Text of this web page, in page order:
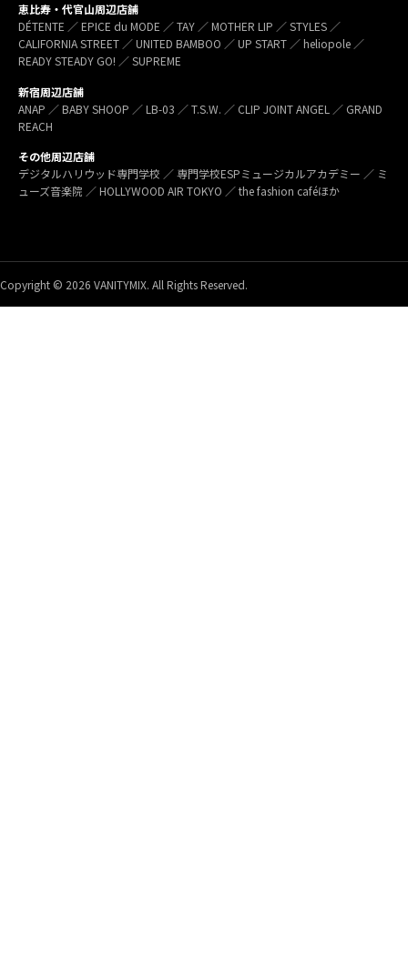
恵比寿・代官山周辺店舗
DÉTENTE ／ EPICE du MODE ／ TAY ／ MOTHER LIP ／ STYLES ／
CALIFORNIA STREET ／ UNITED BAMBOO ／ UP START ／ heliopole ／
READY STEADY GO! ／ SUPREME
新宿周辺店舗
ANAP ／ BABY SHOOP ／ LB-03 ／ T.S.W. ／ CLIP JOINT ANGEL ／ GRAND
REACH
その他周辺店舗
デジタルハリウッド専門学校 ／ 専門学校ESPミュージカルアカデミー ／ ミ
ューズ音楽院 ／ HOLLYWOOD AIR TOKYO ／ the fashion caféほか
Copyright © 2026 VANITYMIX. All Rights Reserved.